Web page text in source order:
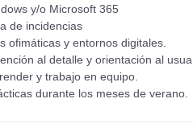
y/o Microsoft 365
de incidencias
ofimáticas y entornos digitales.
al detalle y orientación al
y trabajo en equipo.
durante los meses de verano.